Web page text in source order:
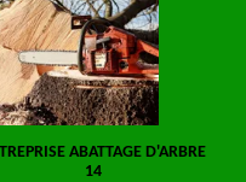
ABATTAGE D'ARBRE
14